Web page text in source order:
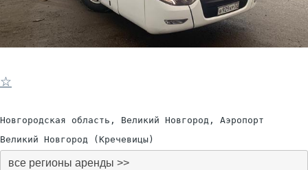
☆
Новгородская область, Великий Новгород, Аэропорт
Великий Новгород (Кречевицы)
все регионы аренды >>